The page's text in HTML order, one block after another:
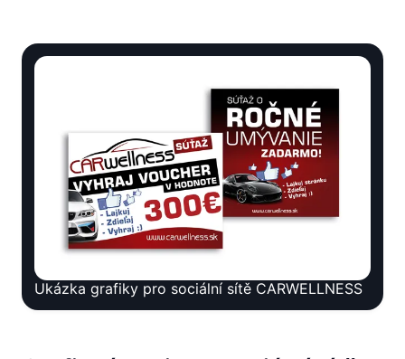
Ukázka grafiky pro sociální sítě CARWELLNESS